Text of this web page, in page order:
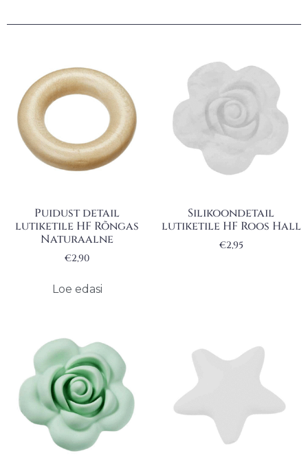
Puidust detail
lutiketile HF Rõngas
Naturaalne
€2,90
Loe edasi
Silikoondetail
lutiketile HF Roos Hall
€2,95